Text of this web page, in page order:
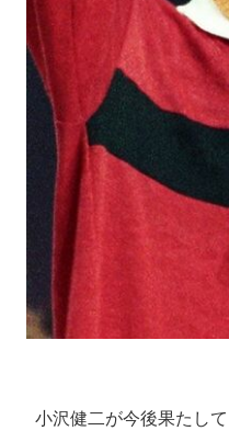
小沢健二が今後果たし